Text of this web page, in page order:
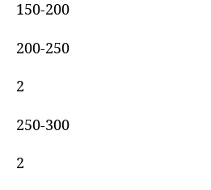
150-200
200-250
2
250-300
2